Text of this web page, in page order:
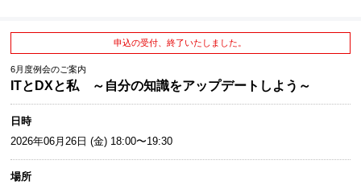
申込の受付、終了いたしました。
6月度例会のご案内
ITとDXと私 ～自分の知識をアップデートしよう～
日時
2026年06月26日 (金) 18:00〜19:30
場所